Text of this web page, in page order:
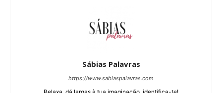
Sábias Palavras
https://www.sabiaspalavras.com